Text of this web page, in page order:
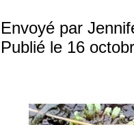
Envoyé par
Publié le 16